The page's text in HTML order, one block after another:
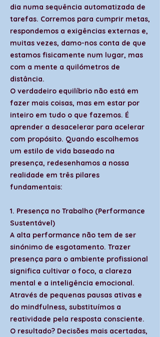
dia numa sequência automatizada de
tarefas. Corremos para cumprir metas,
respondemos a exigências externas e,
muitas vezes, damo-nos conta de que
estamos fisicamente num lugar, mas
com a mente a quilómetros de
distância.
O verdadeiro equilíbrio não está em
fazer mais coisas, mas em estar por
inteiro em tudo o que fazemos. É
aprender a desacelerar para acelerar
com propósito. Quando escolhemos
um estilo de vida baseado na
presença, redesenhamos a nossa
realidade em três pilares
fundamentais:
1. Presença no Trabalho (Performance
Sustentável)
A alta performance não tem de ser
sinónimo de esgotamento. Trazer
presença para o ambiente profissional
significa cultivar o foco, a clareza
mental e a inteligência emocional.
Através de pequenas pausas ativas e
do mindfulness, substituímos a
reatividade pela resposta consciente.
O resultado? Decisões mais acertadas,